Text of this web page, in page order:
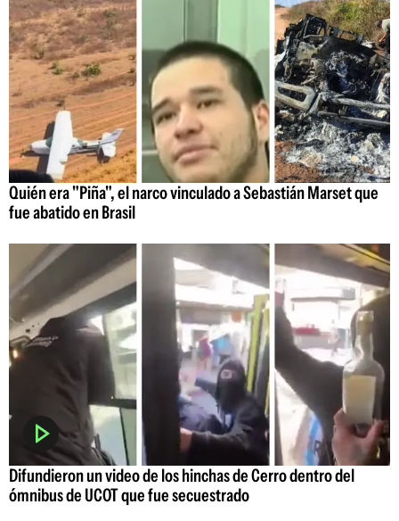
Quién era "Piña", el narco vinculado a Sebastián Marset que
fue abatido en Brasil
Difundieron un video de los hinchas de Cerro dentro del
ómnibus de UCOT que fue secuestrado